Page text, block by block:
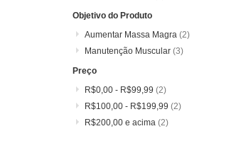
Objetivo do Produto
Aumentar Massa Magra (2)
Manutenção Muscular (3)
Preço
R$0,00 - R$99,99 (2)
R$100,00 - R$199,99 (2)
R$200,00 e acima (2)